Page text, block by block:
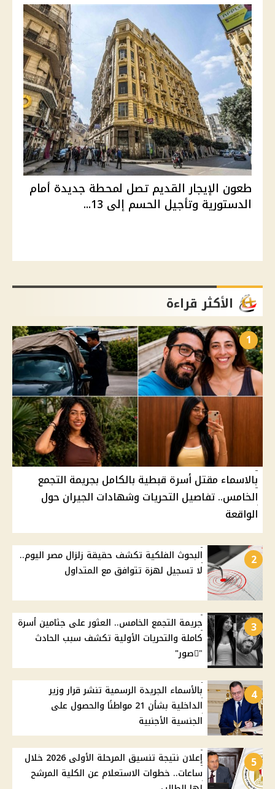
طعون الإيجار القديم تصل لمحطة جديدة أمام
الدستورية وتأجيل الحسم إلى 13...
الأكثر قراءة
1
بالاسماء مقتل أسرة قبطية بالكامل بجريمة التجمع
الخامس.. تفاصيل التحريات وشهادات الجيران حول
الواقعة
2
البحوث الفلكية تكشف حقيقة زلزال مصر اليوم..
لا تسجيل لهزة تتوافق مع المتداول
3
جريمة التجمع الخامس.. العثور على جثامين أسرة
كاملة والتحريات الأولية تكشف سبب الحادث
"ًصور"
4
بالأسماء الجريدة الرسمية تنشر قرار وزير
الداخلية بشأن 21 مواطنًا والحصول على
الجنسية الأجنبية
5
إعلان نتيجة تنسيق المرحلة الأولى 2026 خلال
ساعات.. خطوات الاستعلام عن الكلية المرشح